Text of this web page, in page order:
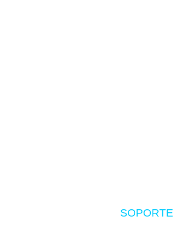
SOPORTE